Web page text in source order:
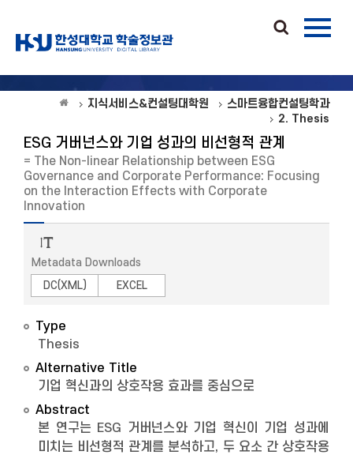
지식서비스&컨설팅대학원
스마트융합컨설팅학과
2. Thesis
ESG 거버넌스와 기업 성과의 비선형적 관계
= The Non-linear Relationship between ESG
Governance and Corporate Performance: Focusing
on the Interaction Effects with Corporate
Innovation
Metadata Downloads
DC(XML)
EXCEL
Type
Thesis
Alternative Title
기업 혁신과의 상호작용 효과를 중심으로
Abstract
본 연구는 ESG 거버넌스와 기업 혁신이 기업 성과에
미치는 비선형적 관계를 분석하고, 두 요소 간 상호작용